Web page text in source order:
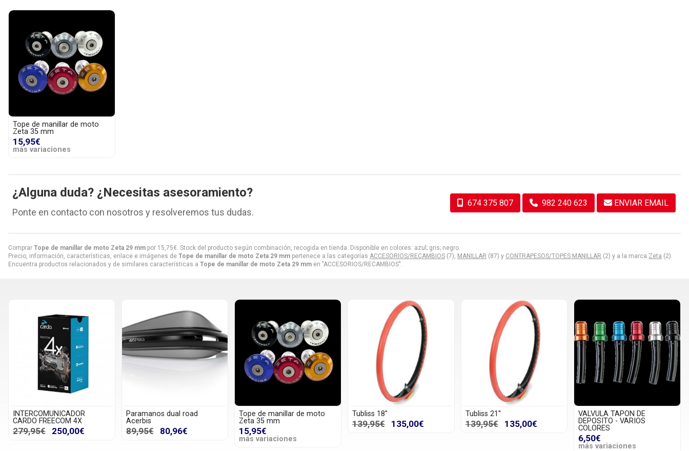
Comprar Tope de manillar de moto Zeta 29 mm por 15,75€. Stock del producto según combinación, recogida en tienda. Disponible en colores: azul; gris; negro.
Precio, información, características, enlace e imágenes de Tope de manillar de moto Zeta 29 mm pertenece a las categorías ACCESORIOS/RECAMBIOS (7), MANILLAR (87) y CONTRAPESOS/TOPES MANILLAR (2) y a la marca Zeta (2).
Encuentra productos relacionados y de similares características a Tope de manillar de moto Zeta 29 mm en "ACCESORIOS/RECAMBIOS".
Tope de manillar de moto
Zeta 35 mm
15,95€
más variaciones
¿Alguna duda? ¿Necesitas asesoramiento?
Ponte en contacto con nosotros y resolveremos tus dudas.
674 375 807 982 240 623 ENVIAR EMAIL
INTERCOMUNICADOR
CARDO FREECOM 4X
279,95€ 250,00€
Paramanos dual road
Acerbis
89,95€ 80,96€
Tope de manillar de moto
Zeta 35 mm
15,95€
más variaciones
Tubliss 18''
139,95€ 135,00€
Tubliss 21''
139,95€ 135,00€
VALVULA TAPON DE
DEPOSITO - VARIOS
COLORES
6,50€
más variaciones